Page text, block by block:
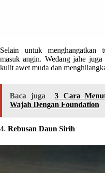
Selain untuk menghangatkan
masuk angin. Wedang jahe
kulit awet muda dan
Baca juga
3 Cara
Wajah Dengan Foundation
4. Rebusan Daun Sirih